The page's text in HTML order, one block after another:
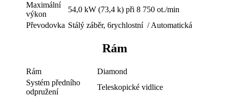
Maximální
výkon
54,0 kW (73,4 k) při 8 750 ot./min
Převodovka Stálý záběr, 6rychlostní / Automatická
Rám
Rám
Diamond
Systém předního
odpružení
Teleskopické vidlice